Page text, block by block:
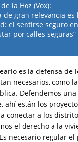
la Hoz (Vox):
de gran relevancia es
el sentirse seguro
por calles seguras”
es la defensa de
necesarios, como
Defendemos
ahí están los
conectar a los
el derecho a la
necesario regular el